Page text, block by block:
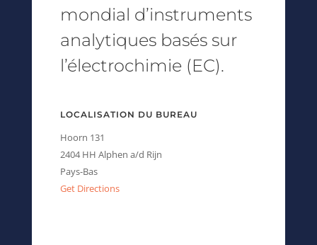
mondial d’instruments
analytiques basés sur
l’électrochimie (EC).
LOCALISATION DU BUREAU
Hoorn 131
2404 HH Alphen a/d Rijn
Pays-Bas
Get Directions